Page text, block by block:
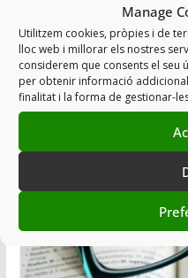
Manage
Utilitzem cookies, pròpies i de
lloc web i millorar els nostres
considerem que consents el seu
per obtenir informació
finalitat i la forma de gestionar-
15/08/2021